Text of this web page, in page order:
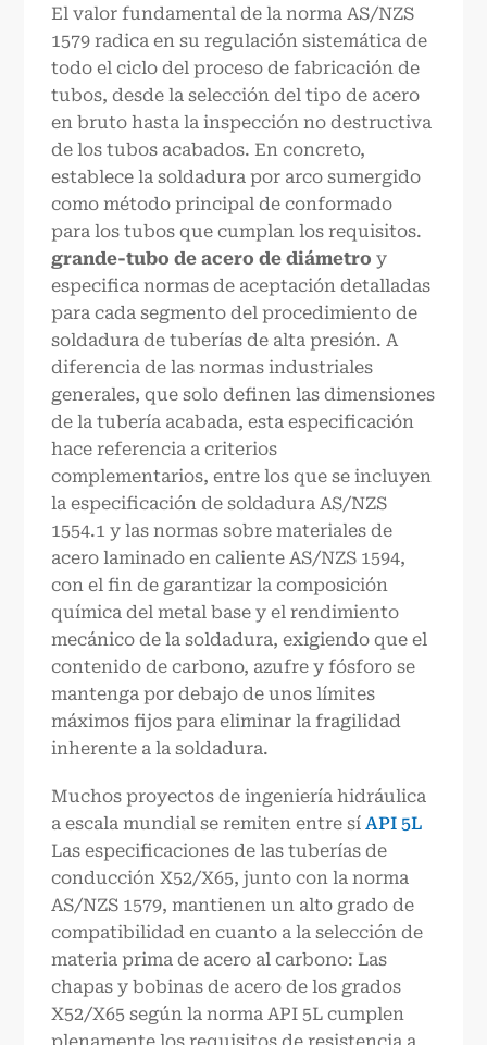
El valor fundamental de la norma AS/NZS
1579 radica en su regulación sistemática de
todo el ciclo del proceso de fabricación de
tubos, desde la selección del tipo de acero
en bruto hasta la inspección no destructiva
de los tubos acabados. En concreto,
establece la soldadura por arco sumergido
como método principal de conformado
para los tubos que cumplan los requisitos.
grande-tubo de acero de diámetro y
especifica normas de aceptación detalladas
para cada segmento del procedimiento de
soldadura de tuberías de alta presión. A
diferencia de las normas industriales
generales, que solo definen las dimensiones
de la tubería acabada, esta especificación
hace referencia a criterios
complementarios, entre los que se incluyen
la especificación de soldadura AS/NZS
1554.1 y las normas sobre materiales de
acero laminado en caliente AS/NZS 1594,
con el fin de garantizar la composición
química del metal base y el rendimiento
mecánico de la soldadura, exigiendo que el
contenido de carbono, azufre y fósforo se
mantenga por debajo de unos límites
máximos fijos para eliminar la fragilidad
inherente a la soldadura.
Muchos proyectos de ingeniería hidráulica
a escala mundial se remiten entre sí API 5L
Las especificaciones de las tuberías de
conducción X52/X65, junto con la norma
AS/NZS 1579, mantienen un alto grado de
compatibilidad en cuanto a la selección de
materia prima de acero al carbono: Las
chapas y bobinas de acero de los grados
X52/X65 según la norma API 5L cumplen
plenamente los requisitos de resistencia a